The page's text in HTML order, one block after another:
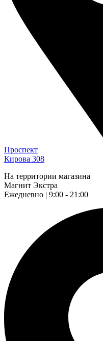
Проспект
Кирова 308
На территории магазина
Магнит Экстра
Ежедневно | 9:00 - 21:00